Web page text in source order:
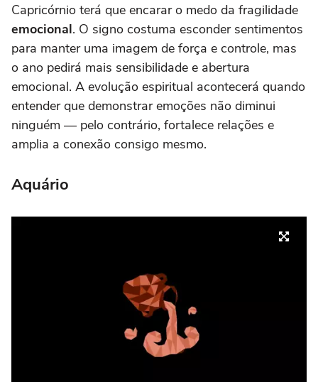
Capricórnio terá que encarar o medo da fragilidade
emocional. O signo costuma esconder sentimentos
para manter uma imagem de força e controle, mas
o ano pedirá mais sensibilidade e abertura
emocional. A evolução espiritual acontecerá quando
entender que demonstrar emoções não diminui
ninguém — pelo contrário, fortalece relações e
amplia a conexão consigo mesmo.
Aquário